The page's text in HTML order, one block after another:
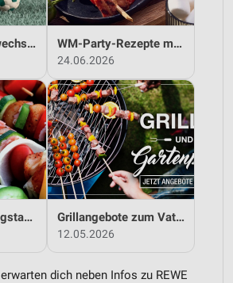
Die perfekte Einwechslung: Dein Fan-Bonus!* WM-Party-Rezepte mit REWE!
24.06.2026
Rezepte und Pfingstangebote bei REWE! Grillangebote zum Vatertag bei REWE!
12.05.2026
erwarten dich neben Infos zu REWE